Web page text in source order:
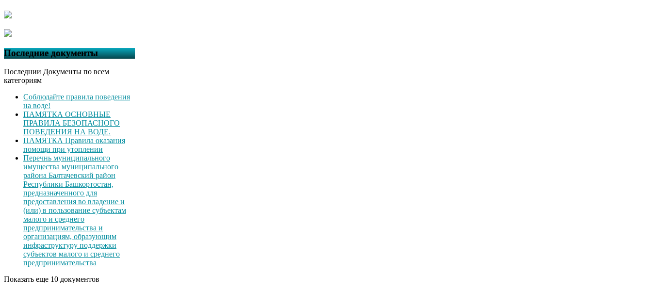
Последние документы
Последнии Документы по всем
категориям
Соблюдайте правила поведения
на воде!
ПАМЯТКА ОСНОВНЫЕ
ПРАВИЛА БЕЗОПАСНОГО
ПОВЕДЕНИЯ НА ВОДЕ.
ПАМЯТКА Правила оказания
помощи при утоплении
Перечнь муниципального
имущества муниципального
района Балтачевский район
Республики Башкортостан,
предназначенного для
предоставления во владение и
(или) в пользование субъектам
малого и среднего
предпринимательства и
организациям, образующим
инфраструктуру поддержки
субъектов малого и среднего
предпринимательства
Показать еще 10 документов